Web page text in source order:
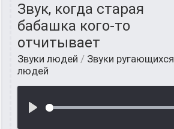
Звук, когда старая
бабашка кого-то
отчитывает
Звуки людей / Звуки ругающихся
людей